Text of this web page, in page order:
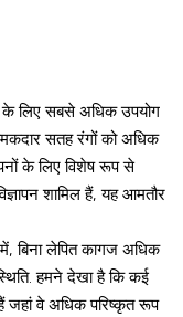
लिए सबसे अधिक उपयोग
सतह रंगों को अधिक
के लिए विशेष रूप से
शामिल हैं, यह आमतौर
बिना लेपित कागज अधिक
हमने देखा है कि कई
जहां वे अधिक परिष्कृत रूप